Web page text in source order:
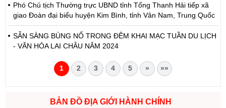
Phó Chủ tịch Thường trực UBND tỉnh Tống Thanh Hải tiếp xã
giao Đoàn đại biểu huyện Kim Bình, tỉnh Vân Nam, Trung Quốc
SẴN SÀNG BÙNG NỔ TRONG ĐÊM KHAI MẠC TUẦN DU LỊCH
- VĂN HÓA LAI CHÂU NĂM 2024
1 2 3 4 5 » »»
BẢN ĐỒ ĐỊA GIỚI HÀNH CHÍNH